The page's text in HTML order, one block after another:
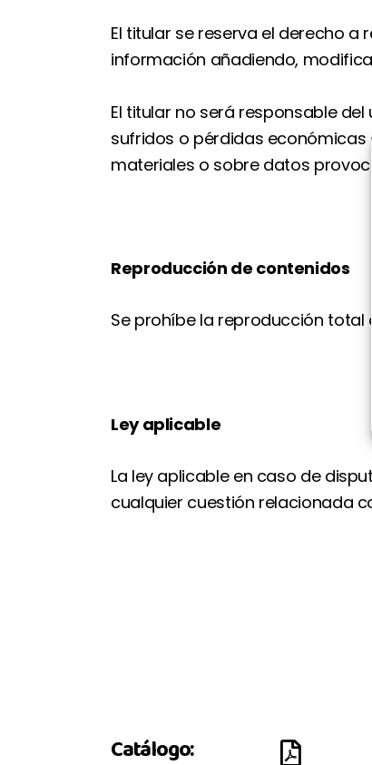
El titular se reserva el derecho
información añadiendo,
El titular no será responsable
sufridos o pérdidas
materiales o sobre datos
Reproducción de contenidos
Se prohíbe la reproducción total
Ley aplicable
La ley aplicable en caso de
cualquier cuestión relacionada
Catálogo: